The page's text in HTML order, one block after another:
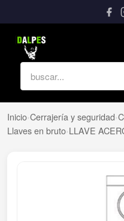
Inicio›Cerrajería y seguridad›
Llaves en bruto›LLAVE